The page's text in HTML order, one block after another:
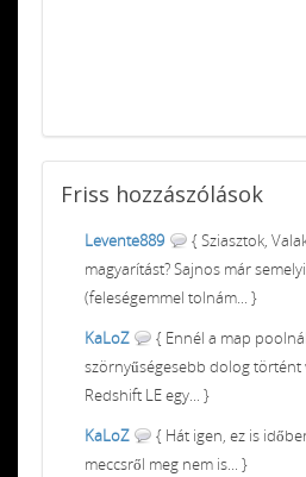
Friss hozzászólások
Levente889
{ Sziasztok,
magyarítást? Sajnos már
(feleségemmel tolnám... }
KaLoZ
{ Ennél a map
szörnyűségesebb dolog történt
Redshift LE egy... }
KaLoZ
{ Hát igen, ez is
meccsről meg nem is... }